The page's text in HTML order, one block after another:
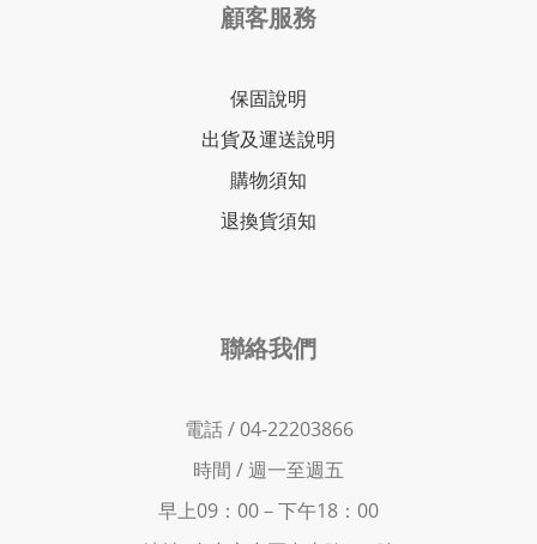
顧客服務
保固說明
出貨及運送說明
購物須知
退換貨須知
聯絡我們
電話 / 04-22203866
時間 /週一至週五
早上09：00－下午18：00